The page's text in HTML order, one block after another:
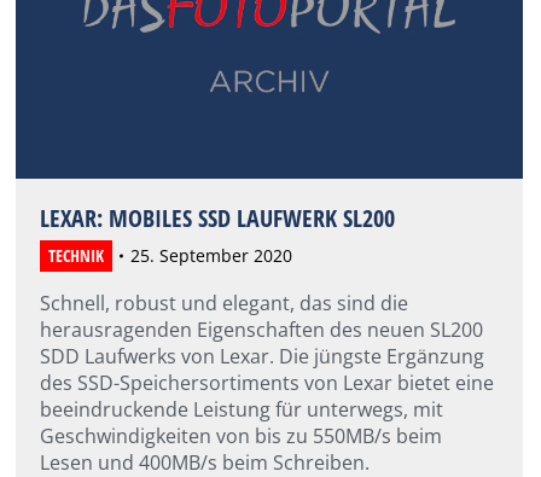
LEXAR: MOBILES SSD LAUFWERK SL200
TECHNIK 25. September 2020
Schnell, robust und elegant, das sind die
herausragenden Eigenschaften des neuen SL200
SDD Laufwerks von Lexar. Die jüngste Ergänzung
des SSD-Speichersortiments von Lexar bietet eine
beeindruckende Leistung für unterwegs, mit
Geschwindigkeiten von bis zu 550MB/s beim
Lesen und 400MB/s beim Schreiben.